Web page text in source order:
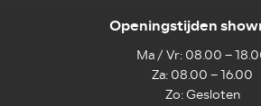
Openingstijden
Ma / Vr: 08.00 –
Za: 08.00 – 16.00
Zo: Gesloten